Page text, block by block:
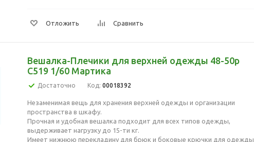
Отложить Сравнить
Вешалка-Плечики для верхней одежды 48-50р
С519 1/60 Мартика
Достаточно Код: 00018392
Незаменимая вещь для хранения верхней одежды и организации
пространства в шкафу.
Прочная и удобная вешалка подходит для всех типов одежды,
выдерживает нагрузку до 15-ти кг.
Имеет нижнюю перекладину для брюк и боковые крючки для одежды